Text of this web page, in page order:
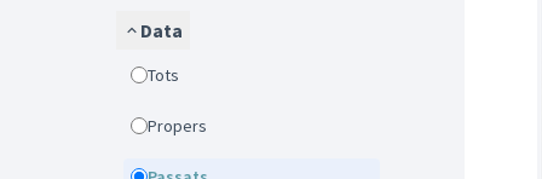
Data
Tots
Propers